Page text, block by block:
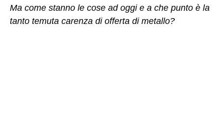
Ma come stanno le cose ad oggi e a che punto è la
tanto temuta carenza di offerta di metallo?